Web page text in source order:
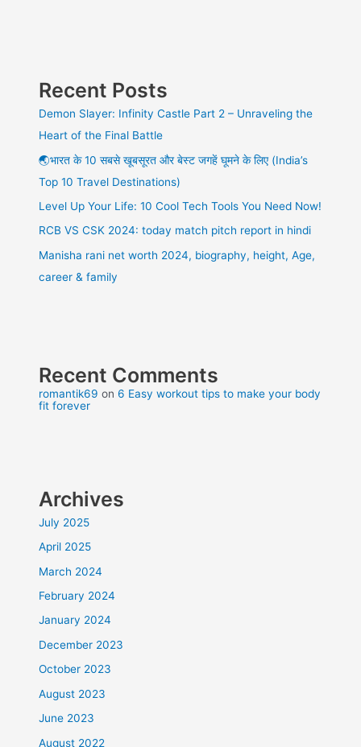
Recent Posts
Demon Slayer: Infinity Castle Part 2 – Unraveling the
Heart of the Final Battle
🌏भारत के 10 सबसे खूबसूरत और बेस्ट जगहें घूमने के लिए (India’s
Top 10 Travel Destinations)
Level Up Your Life: 10 Cool Tech Tools You Need Now!
RCB VS CSK 2024: today match pitch report in hindi
Manisha rani net worth 2024, biography, height, Age,
career & family
Recent Comments
romantik69 on6 Easy workout tips to make your body
fit forever
Archives
July 2025
April 2025
March 2024
February 2024
January 2024
December 2023
October 2023
August 2023
June 2023
August 2022